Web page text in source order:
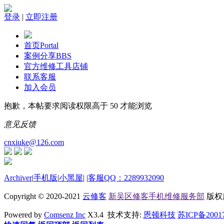
登录 | 立即注册
首页Portal
案例分享BBS
官方维修工具店铺
联系客服
加入会员
抱歉，本帖要求阅读权限高于 50 才能浏览
意见反馈
cnxiuke@126.com
Archiver|手机版|小黑屋| |客服QQ：2289932090
Copyright © 2020-2021 云修客 新吴区修客手机维修服务部 版权
Powered by Comsenz Inc X3.4 技术支持: 恩顿科技 苏ICP备